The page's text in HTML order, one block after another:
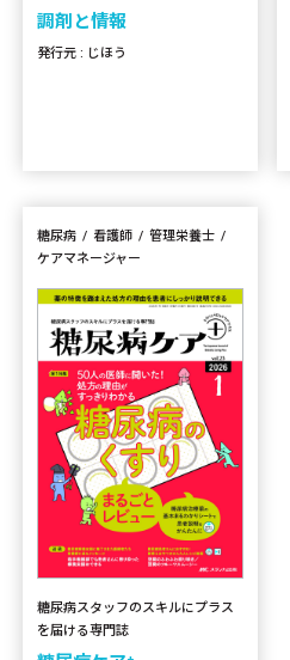
調剤と情報
発行元 : じほう
糖尿病 看護師
管理栄養士
ケアマネージャー
糖尿病スタッフのスキルにプラス
を届ける専門誌